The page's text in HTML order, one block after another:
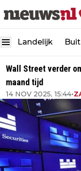
Landelijk
Wall Street verder
maand tijd
14 NOV 2025, 15:44•